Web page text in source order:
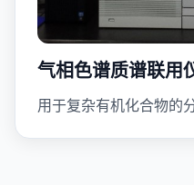
气相色谱质谱联用
用于复杂有机化合物的